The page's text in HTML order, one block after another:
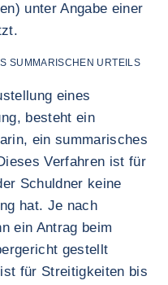
unter Angabe einer
SUMMARISCHEN URTEILS
eines
besteht ein
ein summarisches
Verfahren ist für
Schuldner keine
hat. Je nach
ein Antrag beim
gestellt
für Streitigkeiten bis